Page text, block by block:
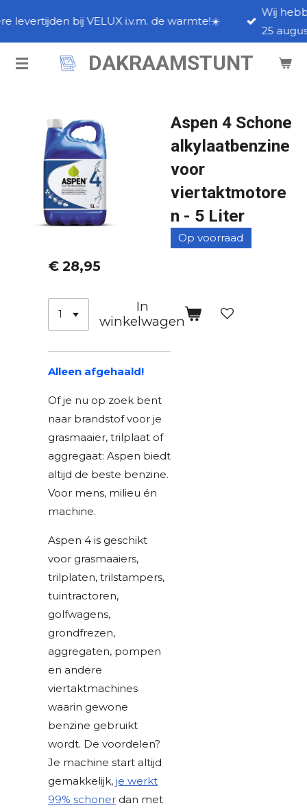
Ga
de
DAKRAAMSTUNT
Wij hebben vakantie, de meeste orders worden naar
25 augustus verzonden.
Aspen 4 Schone
alkylaatbenzine
voor
viertaktmotore
n - 5 Liter
Op voorraad
€ 28,95
In
winkelwagen
Alleen afgehaald!
Of je nu op zoek bent
naar brandstof voor je
grasmaaier, trilplaat of
aggregaat: Aspen biedt
altijd de beste benzine.
Voor mens, milieu én
machine.
Aspen 4 is geschikt
voor grasmaaiers,
trilplaten, trilstampers,
tuintractoren,
golfwagens,
grondfrezen,
aggregaten, pompen
en andere
viertaktmachines
waarin gewone
benzine gebruikt
wordt. De voordelen?
Je machine start altijd
gemakkelijk, je werkt
99% schoner dan met